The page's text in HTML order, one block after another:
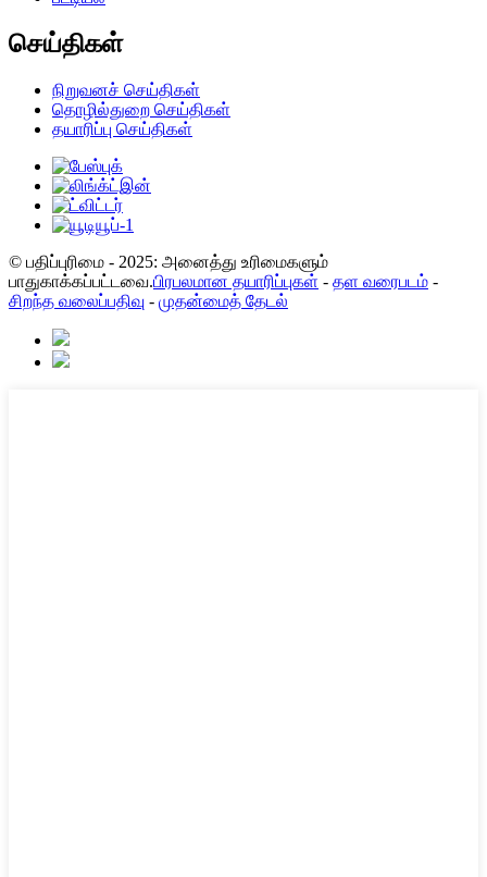
செய்திகள்
நிறுவனச் செய்திகள்
தொழில்துறை செய்திகள்
தயாரிப்பு செய்திகள்
© பதிப்புரிமை - 2025: அனைத்து உரிமைகளும்
பாதுகாக்கப்பட்டவை.பிரபலமான தயாரிப்புகள் - தள வரைபடம் -
சிறந்த வலைப்பதிவு - முதன்மைத் தேடல்